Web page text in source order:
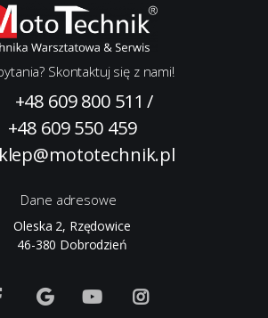
Skontaktuj się z nami!
+48 609 800 511 /
+48 609 550 459
Dane adresowe
Oleska 2, Rzędowice
46-380 Dobrodzień